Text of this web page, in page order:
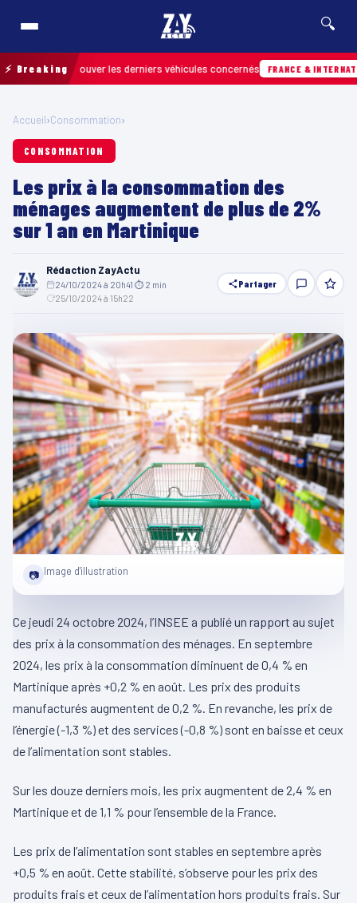
🔍
⚡ Breaking
retrouver les derniers véhicules concernés FRANCE & INTERNATIONALE
Accueil›Consommation›
CONSOMMATION
Les prix à la consommation des
ménages augmentent de plus de 2%
sur 1 an en Martinique
Rédaction ZayActu
24/10/2024 à 20h41 ⏱ 2 min
25/10/2024 à 15h22
Partager
📷 Image d'illustration
Ce jeudi 24 octobre 2024, l’INSEE a publié un rapport au sujet
des prix à la consommation des ménages. En septembre
2024, les prix à la consommation diminuent de 0,4 % en
Martinique après +0,2 % en août. Les prix des produits
manufacturés augmentent de 0,2 %. En revanche, les prix de
l’énergie (-1,3 %) et des services (-0,8 %) sont en baisse et ceux
de l’alimentation sont stables.
Sur les douze derniers mois, les prix augmentent de 2,4 % en
Martinique et de 1,1 % pour l’ensemble de la France.
Les prix de l’alimentation sont stables en septembre après
+0,5 % en août. Cette stabilité, s’observe pour les prix des
produits frais et ceux de l’alimentation hors produits frais. Sur